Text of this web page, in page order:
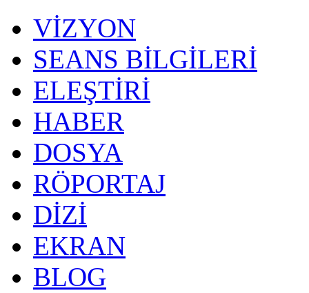
VİZYON
SEANS BİLGİLERİ
ELEŞTİRİ
HABER
DOSYA
RÖPORTAJ
DİZİ
EKRAN
BLOG